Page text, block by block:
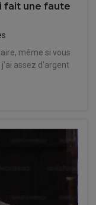
fait une faute
même si vous
assez d'argent